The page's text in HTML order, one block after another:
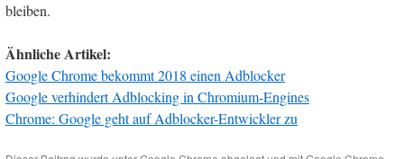
bleiben.
Ähnliche Artikel:
Google Chrome bekommt 2018 einen Adblocker
Google verhindert Adblocking in Chromium-Engines
Chrome: Google geht auf Adblocker-Entwickler zu